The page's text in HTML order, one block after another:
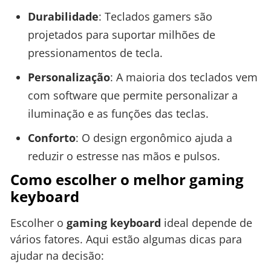
Durabilidade: Teclados gamers são
projetados para suportar milhões de
pressionamentos de tecla.
Personalização: A maioria dos teclados vem
com software que permite personalizar a
iluminação e as funções das teclas.
Conforto: O design ergonômico ajuda a
reduzir o estresse nas mãos e pulsos.
Como escolher o melhor gaming
keyboard
Escolher o gaming keyboard ideal depende de
vários fatores. Aqui estão algumas dicas para
ajudar na decisão: